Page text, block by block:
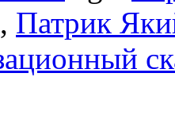
, Патрик